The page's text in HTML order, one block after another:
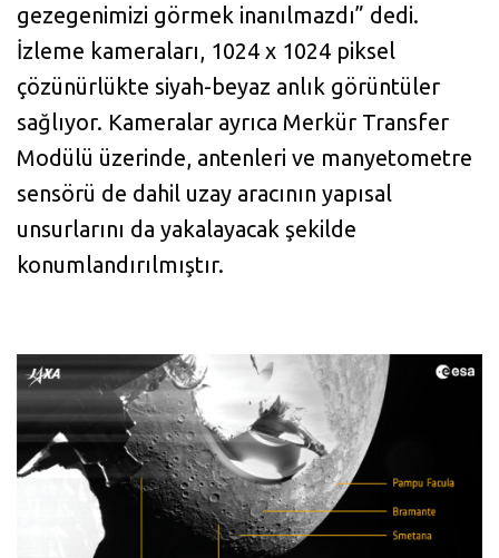
gezegenimizi görmek inanılmazdı” dedi.
İzleme kameraları, 1024 x 1024 piksel
çözünürlükte siyah-beyaz anlık görüntüler
sağlıyor. Kameralar ayrıca Merkür Transfer
Modülü üzerinde, antenleri ve manyetometre
sensörü de dahil uzay aracının yapısal
unsurlarını da yakalayacak şekilde
konumlandırılmıştır.